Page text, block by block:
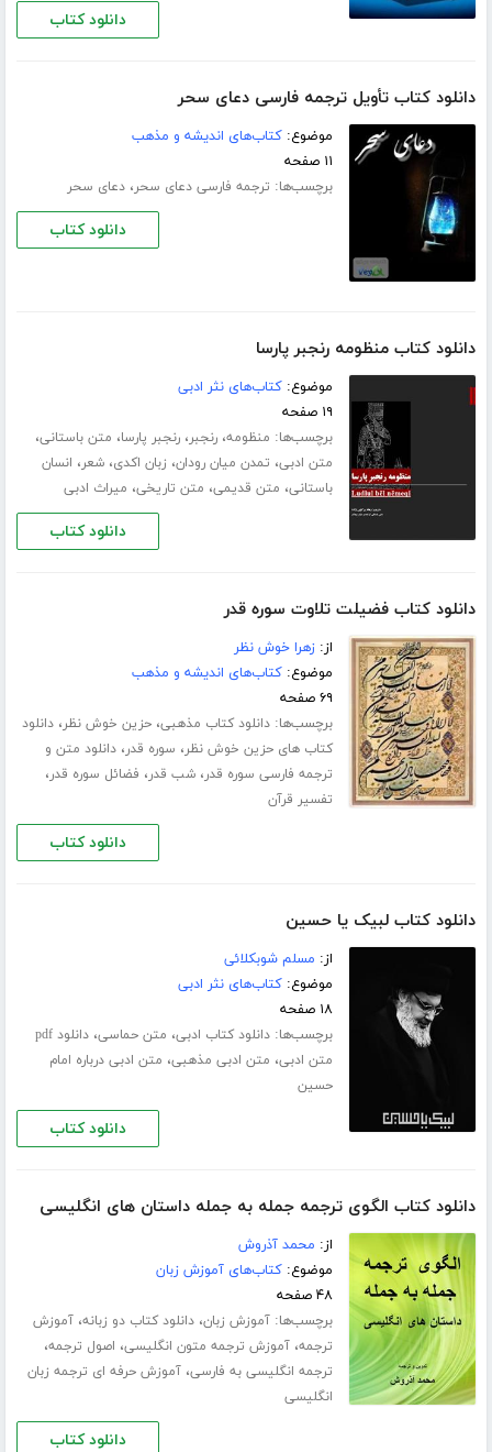
دانلود کتاب
دانلود کتاب تأویل ترجمه فارسی دعای سحر
موضوع:کتاب‌های اندیشه و مذهب
۱۱ صفحه
برچسب‌ها: ترجمه فارسی دعای سحر،دعای سحر
دانلود کتاب
دانلود کتاب منظومه رنجبر پارسا
موضوع:کتاب‌های نثر ادبی
۱۹ صفحه
برچسب‌ها: منظومه،رنجبر،رنجبر پارسا، متن باستانی،
متن ادبی، تمدن میان رودان، زبان اکدی،شعر، انسان
باستانی، متن قدیمی، متن تاریخی، میراث ادبی
دانلود کتاب
دانلود کتاب فضیلت تلاوت سوره قدر
از:زهرا خوش نظر
موضوع:کتاب‌های اندیشه و مذهب
۶۹ صفحه
برچسب‌ها:دانلود کتاب مذهبی،حزین خوش نظر،دانلود
کتاب های حزین خوش نظر، سوره قدر،دانلود متن و
ترجمه فارسی سوره قدر،شب قدر، فضائل سوره قدر،
تفسیر قرآن
دانلود کتاب
دانلود کتاب لبیک یا حسین
از: مسلم شوبکلائی
موضوع:کتاب‌های نثر ادبی
۱۸ صفحه
برچسب‌ها:دانلود کتاب ادبی، متن حماسی،
دانلود pdf
متن ادبی، متن ادبی مذهبی، متن ادبی درباره امام
حسین
دانلود کتاب
دانلود کتاب الگوی ترجمه جمله به جمله داستان های انگلیسی
از: محمد آذروش
موضوع:کتاب‌های آموزش زبان
۴۸ صفحه
برچسب‌ها:آموزش زبان،دانلود کتاب دو زبانه،آموزش
ترجمه،آموزش ترجمه متون انگلیسی، اصول ترجمه،
ترجمه انگلیسی به فارسی،آموزش حرفه ای ترجمه زبان
انگلیسی
دانلود کتاب